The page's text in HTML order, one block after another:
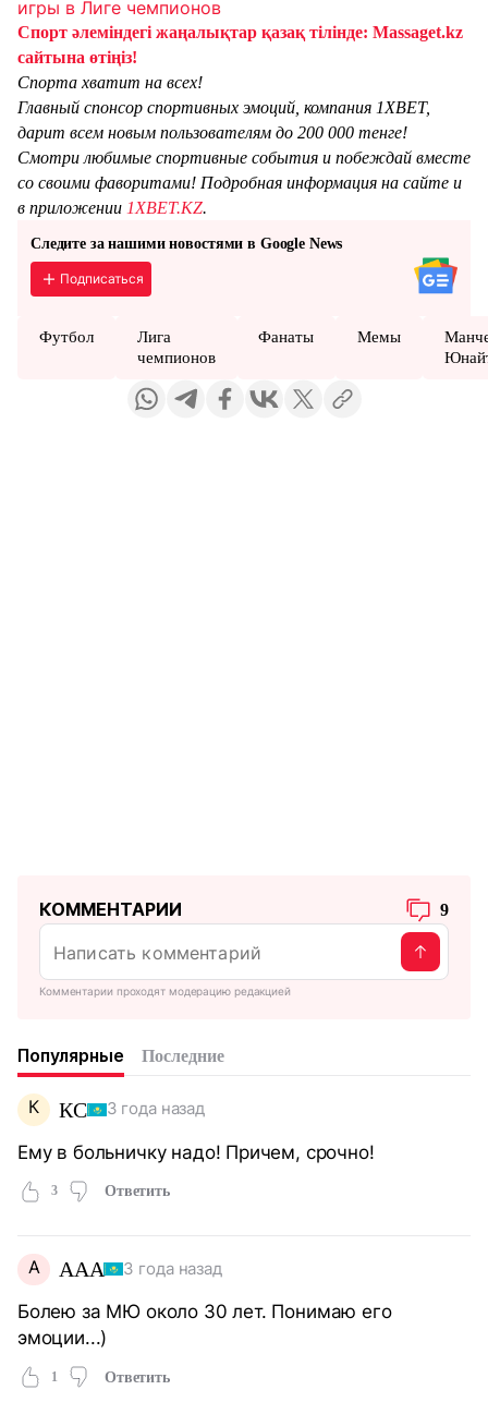
игры в Лиге чемпионов
Спорт әлеміндегі жаңалықтар қазақ тілінде: Massaget.kz
сайтына өтіңіз!
Спорта хватит на всех!
Главный спонсор спортивных эмоций, компания 1XBET,
дарит всем новым пользователям до 200 000 тенге!
Смотри любимые спортивные события и побеждай вместе
со своими фаворитами! Подробная информация на сайте и
в приложении 1XBET.KZ.
Следите за нашими новостями в Google News
Подписаться
Футбол
Лига
чемпионов
Фанаты Мемы
КОММЕНТАРИИ 9
Комментарии проходят модерацию редакцией
Популярные Последние
К КС 3 года назад
Ему в больничку надо! Причем, срочно!
3 Ответить
A AAA 3 года назад
Болею за МЮ около 30 лет. Понимаю его
эмоции...)
1 Ответить